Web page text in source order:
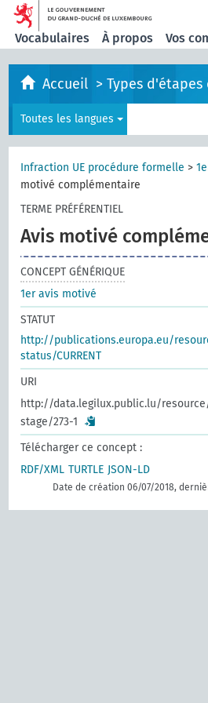
Vocabulaires À propos Vos
Accueil >Types d'étapes
Toutes les langues
Infraction UE procédure formelle >
motivé complémentaire
TERME PRÉFÉRENTIEL
Avis motivé
CONCEPT GÉNÉRIQUE
1er avis motivé
STATUT
http://publications.europa.eu/
status/CURRENT
URI
http://data.legilux.public.lu/
stage/273-1
Télécharger ce concept :
RDF/XML TURTLE JSON-LD
Date de création 06/07/2018,